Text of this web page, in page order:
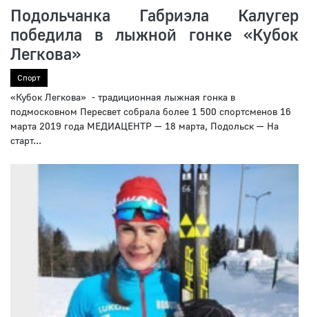
Подольчанка Габриэла Калугер
победила в лыжной гонке «Кубок
Легкова»
Спорт
«Кубок Легкова» - традиционная лыжная гонка в
подмосковном Пересвет собрала более 1 500 спортсменов 16
марта 2019 года МЕДИАЦЕНТР — 18 марта, Подольск — На
старт...